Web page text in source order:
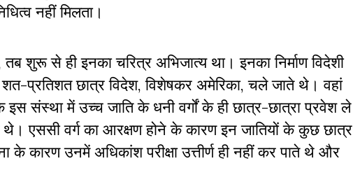
नहीं मिलता।
शुरू से ही इनका चरित्र अभिजात्य था। इनका निर्माण विदेशी
प्रतिशत छात्र विदेश, विशेषकर अमेरिका, चले जाते थे। वहां
संस्था में उच्च जाति के धनी वर्गों के ही छात्र-छात्रा प्रवेश ले
थे। एससी वर्ग का आरक्षण होने के कारण इन जातियों के कुछ छात्र
कारण उनमें अधिकांश परीक्षा उत्तीर्ण ही नहीं कर पाते थे और